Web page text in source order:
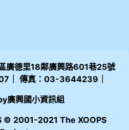
廣德里18鄰廣興路601巷25號
｜ 傳真：03-3644239｜
廣興國小資訊組
© 2001-2021 The XOOPS